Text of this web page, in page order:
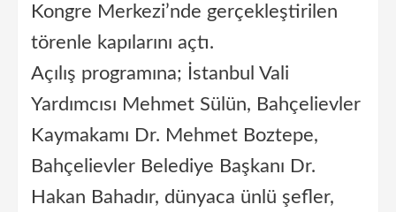
Kongre Merkezi’nde gerçekleştirilen
törenle kapılarını açtı.
Açılış programına; İstanbul Vali
Yardımcısı Mehmet Sülün, Bahçelievler
Kaymakamı Dr. Mehmet Boztepe,
Bahçelievler Belediye Başkanı Dr.
Hakan Bahadır, dünyaca ünlü şefler,